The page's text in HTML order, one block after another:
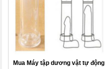
Mua Máy tập dương vật tự động